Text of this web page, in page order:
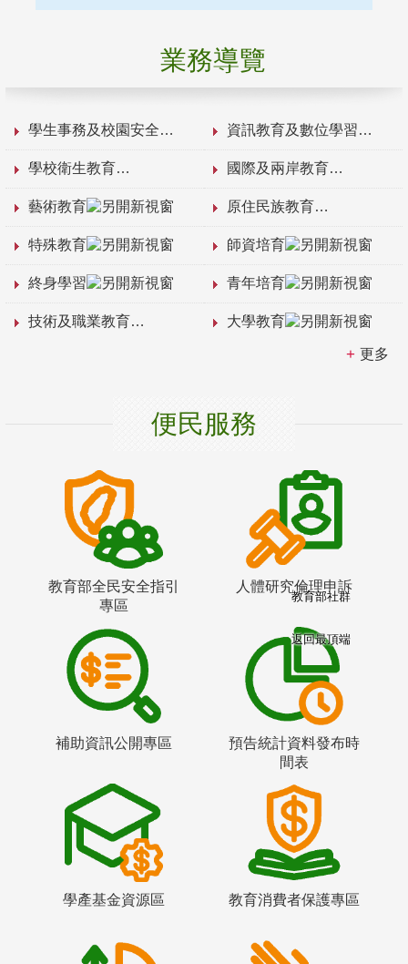
業務導覽
學生事務及校園安全 資訊教育及數位學習
學校衛生教育 國際及兩岸教育
藝術教育 原住民族教育
特殊教育 師資培育
終身學習 青年培育
技術及職業教育 大學教育
更多
便民服務
教育部全民安全指引
專區
人體研究倫理申訴
補助資訊公開專區
預告統計資料發布時
間表
學產基金資源區 教育消費者保護專區
教育部社群
返回最頂端